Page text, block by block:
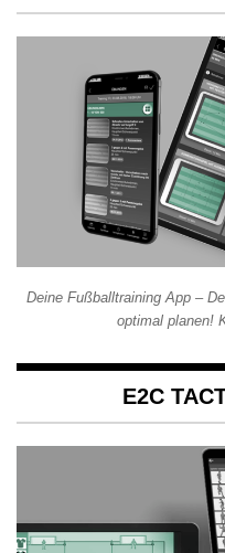
Deine Fußballtraining App –
optimal planen!
E2C